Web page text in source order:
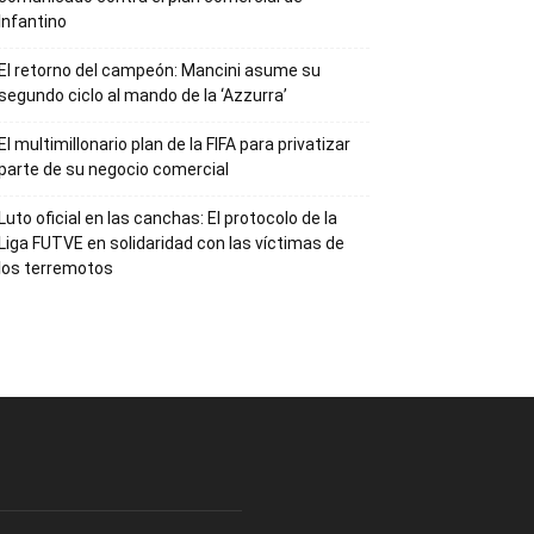
Infantino
El retorno del campeón: Mancini asume su
ciclo al mando de la ‘Azzurra’
El multimillonario plan de la FIFA para privatizar
de su negocio comercial
Luto oficial en las canchas: El protocolo de la
Liga FUTVE en solidaridad con las víctimas de
los terremotos